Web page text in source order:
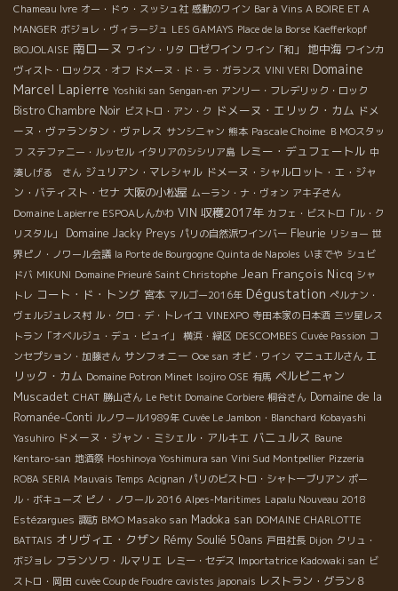
Chameau Ivre オー・ドゥ・スッシュ社 感動のワイン Bar à Vins A BOIRE ET A
MANGER ボジョレ・ヴィラージュ LES GAMAYS Place de la Borse Kaefferkopf
BIOJOLAISE 南ローヌ ワイン・リタ ロゼワイン ワイン「和」 地中海 ワインカ
ヴィスト・ロックス・オフ ドメーヌ・ド・ラ・ガランス VINI VERI Domaine
Marcel Lapierre Yoshiki san Sengan-en アンリー・フレデリック・ロック
Bistro Chambre Noir ビストロ・アン・ク ドメーヌ・エリック・カム ドメ
ーヌ・ヴァランタン・ヴァレス サンシニャン 熊本 Pascale Choime ＢＭОスタッ
フ ステファニー・ルッセル イタリアのシシリア島 レミー・デュフェートル 中
湊しげる さん ジュリアン・マレシャル ドメーヌ・シャルロット・エ・ジャ
ン・バティスト・セナ 大阪の小松屋 ムーラン・ナ・ヴォン アキ子さん
Domaine Lapierre ESPOAしんかわ VIN 収穫2017年 カフェ・ビストロ「ル・ク
リスタル」
Domaine Jacky Preys パリの自然派ワインバー Fleurie リショー 世
界ピノ・ノワール会議 la Porte de Bourgogne Quinta de Napoles いまでや シュビ
ドバ MIKUNI Domaine Prieuré Saint Christophe Jean François Nicq シャ
トレ コート・ド・トング 宮本 マルゴー2016年 Dégustation ぺルナン・
ヴェルジュレス村 ル・クロ・デ・トレイユ VINEXPO 寺田本家の日本酒 三ツ星レス
トラン「オベルジュ・デュ・ピュイ」
横浜・緑区 DESCOMBES Cuvée Passion コ
ンセプション・加藤さん サンフォニー Ooe san オビ・ワイン マニュエルさん エ
リック・カム Domaine Potron Minet Isojiro OSE 有馬 ペルピニャン
Muscadet CHAT 勝山さん Le Petit Domaine Corbiere 桐谷さん Domaine de la
Romanée-Conti ルノワール1989年 Cuvée Le Jambon・Blanchard Kobayashi
Yasuhiro ドメーヌ・ジャン・ミシェル・アルキエ バニュルス Baune
Kentaro-san 地酒祭 Hoshinoya Yoshimura san Vini Sud Montpellier Pizzeria
ROBA SERIA Mauvais Temps Acignan パリのビストロ・シャトーブリアン ポー
ル・ボキューズ ピノ・ノワール 2016 Alpes-Maritimes Lapalu Nouveau 2018
Estézargues 諏訪 BMO Masako san Madoka san DOMAINE CHARLOTTE
BATTAIS オリヴィエ・クザン Rémy Soulié 50ans 戸田社長 Dijon クリュ・
ボジョレ フランソワ・ルマリエ レミー・セデス Importatrice Kadowaki san ビ
ストロ・岡田 cuvée Coup de Foudre cavistes japonais レストラン・グラン８